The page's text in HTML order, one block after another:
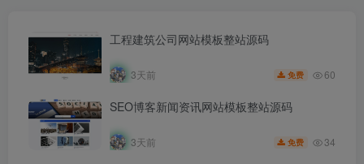
工程建筑公司网站模板整站源码
3天前 免费 60
SEO博客新闻资讯网站模板整站源码
3天前 免费 34